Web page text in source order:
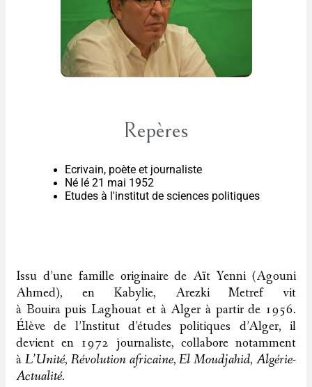
Repères
Ecrivain, poète et journaliste
Né lé 21 mai 1952
Etudes à l'institut de sciences politiques
Issu d’une famille originaire de Aït Yenni (Agouni
Ahmed), en Kabylie, Arezki Metref vit
à Bouira puis Laghouat et à Alger à partir de 1956.
Élève de l’Institut d’études politiques d’Alger, il
devient en 1972 journaliste, collabore notamment
àL’Unité, Révolution africaine,El Moudjahid,Algérie-
Actualité.